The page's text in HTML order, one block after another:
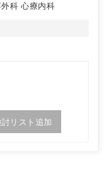
科 心療内科
討リスト追加